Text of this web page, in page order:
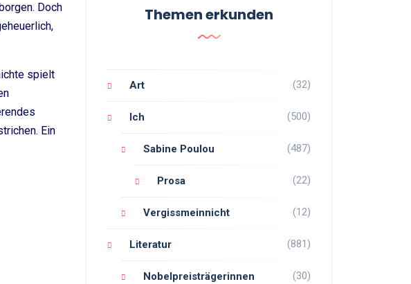
Doch
spielt
Ein
Themen erkunden
Art (32)
Ich (500)
Sabine Poulou (487)
Prosa (22)
Vergissmeinnicht (12)
Literatur (881)
Nobelpreisträgerinnen (30)